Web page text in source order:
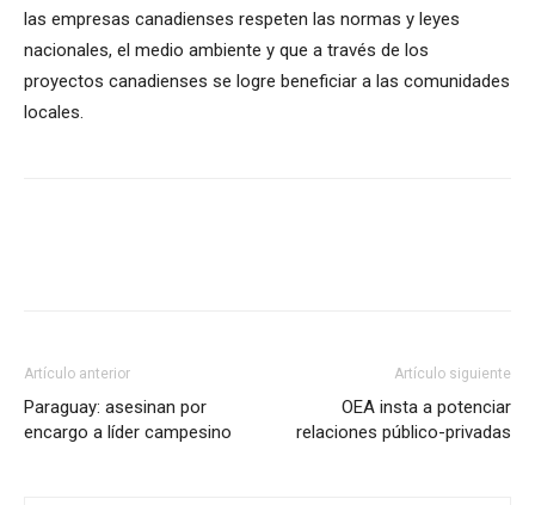
las empresas canadienses respeten las normas y leyes
nacionales, el medio ambiente y que a través de los
proyectos canadienses se logre beneficiar a las comunidades
locales.
Artículo anterior
Paraguay: asesinan por
encargo a líder campesino
Artículo siguiente
OEA insta a potenciar
relaciones público-privadas